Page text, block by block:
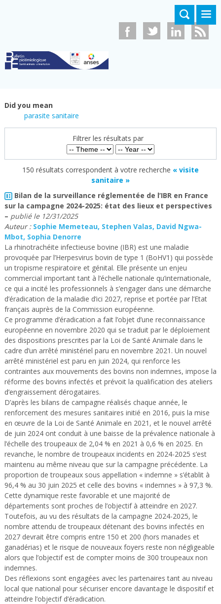
Did you mean
parasite sanitaire
Filtrer les résultats par
150 résultats correspondent à votre recherche « visite
sanitaire »
Bilan de la surveillance réglementée de l’IBR en France
sur la campagne 2024-2025: état des lieux et perspectives
– publié le 12/31/2025
Auteur : Sophie Memeteau, Stephen Valas, David Ngwa-
Mbot, Sophia Denorre
La rhinotrachéite infectieuse bovine (IBR) est une maladie
provoquée par l’Herpesvirus bovin de type 1 (BoHV1) qui possède
un tropisme respiratoire et génital. Elle présente un enjeu
commercial important tant à l’échelle nationale qu’internationale,
ce qui a incité les professionnels à s’engager dans une démarche
d’éradication de la maladie d’ici 2027, reprise et portée par l’Etat
français auprès de la Commission européenne.
Ce programme d’éradication a fait l’objet d’une reconnaissance
européenne en novembre 2020 qui se traduit par le déploiement
des dispositions prescrites par la Loi de Santé Animale dans le
cadre d’un arrêté ministériel paru en novembre 2021. Un nouvel
arrêté ministériel est paru en juin 2024, qui renforce les
contraintes aux mouvements des bovins non indemnes, impose la
réforme des bovins infectés et prévoit la qualification des ateliers
d’engraissement dérogataires.
D’après les bilans de campagne réalisés chaque année, le
renforcement des mesures sanitaires initié en 2016, puis la mise
en œuvre de la Loi de Santé Animale en 2021, et le nouvel arrêté
de juin 2024 ont conduit à une baisse de la prévalence nationale à
l’échelle des troupeaux de 2,04 % en 2021 à 0,6 % en 2025. En
revanche, le nombre de troupeaux incidents en 2024-2025 s’est
maintenu au même niveau que sur la campagne précédente. La
proportion de troupeaux sous appellation « indemne » s’établit à
96,4 % au 30 juin 2025 et celle des bovins « indemnes » à 97,3 %.
Cette dynamique reste favorable et une majorité de
départements sont proches de l’objectif à atteindre en 2027.
Toutefois, au vu des résultats de la campagne 2024-2025, le
nombre attendu de troupeaux détenant des bovins infectés en
2027 devrait être compris entre 150 et 200 (hors manades et
ganadérias) et le risque de nouveaux foyers reste non négligeable
alors que l’objectif est de compter moins de 300 troupeaux non
indemnes.
Des réflexions sont engagées avec les partenaires tant au niveau
local que national pour sécuriser encore davantage le dispositif et
atteindre l’objectif d’éradication.